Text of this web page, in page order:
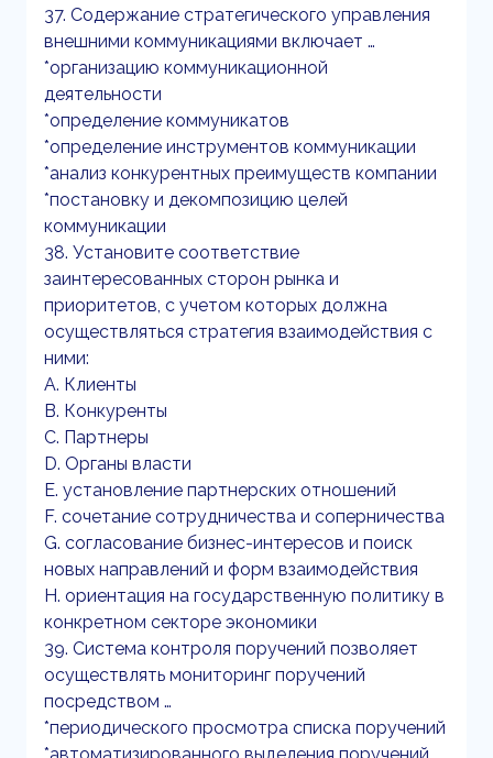
37. Содержание стратегического управления
внешними коммуникациями включает …
*организацию коммуникационной
деятельности
*определение коммуникатов
*определение инструментов коммуникации
*анализ конкурентных преимуществ компании
*постановку и декомпозицию целей
коммуникации
38. Установите соответствие
заинтересованных сторон рынка и
приоритетов, с учетом которых должна
осуществляться стратегия взаимодействия с
ними:
A. Клиенты
B. Конкуренты
C. Партнеры
D. Органы власти
E. установление партнерских отношений
F. сочетание сотрудничества и соперничества
G. согласование бизнес-интересов и поиск
новых направлений и форм взаимодействия
H. ориентация на государственную политику в
конкретном секторе экономики
39. Система контроля поручений позволяет
осуществлять мониторинг поручений
посредством …
*периодического просмотра списка поручений